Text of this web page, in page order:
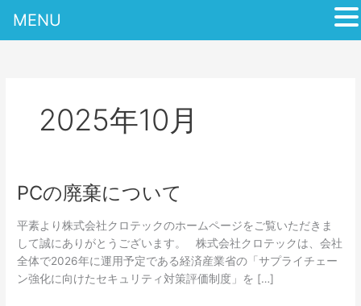
内
2025年10月
PCの廃棄について
平素より株式会社クロテックのホームページをご覧いただきま
して誠にありがとうございます。 株式会社クロテックは、会社
全体で2026年に運用予定である経済産業省の「サプライチェー
ン強化に向けたセキュリティ対策評価制度」を […]
PC
廃
棄
に
つ
MENU